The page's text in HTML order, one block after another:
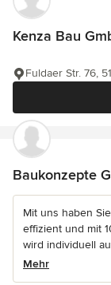
Kenza Bau
Fuldaer Str. 76,
Baukonzepte
Mit uns haben
effizient und mit
wird individuell
Mehr